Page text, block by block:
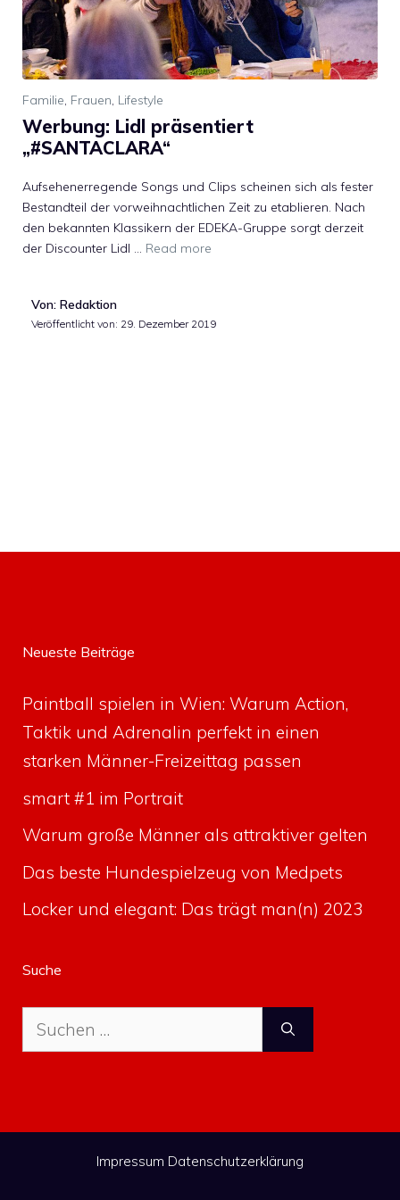
Familie, Frauen, Lifestyle
Werbung: Lidl präsentiert
„#SANTACLARA“
Aufsehenerregende Songs und Clips scheinen sich als fester
Bestandteil der vorweihnachtlichen Zeit zu etablieren. Nach
den bekannten Klassikern der EDEKA-Gruppe sorgt derzeit
der Discounter Lidl … Read more
Von: Redaktion
Veröffentlicht von: 29. Dezember 2019
Neueste Beiträge
Paintball spielen in Wien: Warum Action,
Taktik und Adrenalin perfekt in einen
starken Männer-Freizeittag passen
smart #1 im Portrait
Warum große Männer als attraktiver gelten
Das beste Hundespielzeug von Medpets
Locker und elegant: Das trägt man(n) 2023
Suche
Suche
nach:
Impressum Datenschutzerklärung